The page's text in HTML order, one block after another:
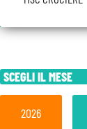
SCEGLI IL MESE
2026